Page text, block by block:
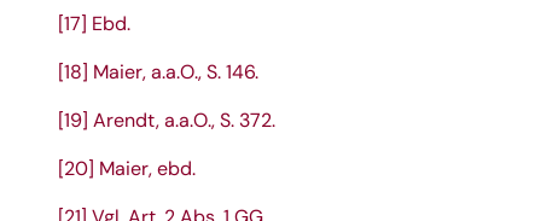
[17] Ebd.
[18] Maier, a.a.O., S. 146.
[19] Arendt, a.a.O., S. 372.
[20] Maier, ebd.